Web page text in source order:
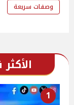
وصفات سريعة
1